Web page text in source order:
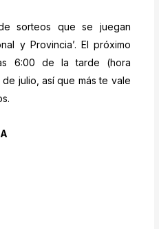
sorteos que se juegan
y Provincia’. El próximo
6:00 de la tarde (hora
julio, así que más te vale